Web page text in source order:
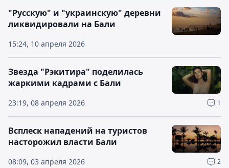
15:24, 10 апреля 2026
"Русскую" и "украинскую" деревни
ликвидировали на Бали
23:19, 08 апреля 2026 1
Звезда "Рэкитира" поделилась
жаркими кадрами с Бали
08:09, 03 апреля 2026 2
Всплеск нападений на туристов
насторожил власти Бали